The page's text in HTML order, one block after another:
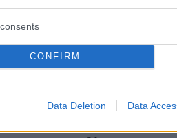
CONFIRM
Data Deletion Data
στις 28 Οκτωβρίου 1940
«ΦΕΡΑΡΑ». Οι
στη συνέχεια, με
συμπτύχθηκαν στο
μέρος της